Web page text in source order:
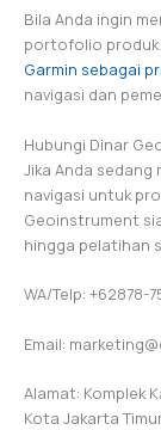
Bila Anda ingin
portofolio produk
Garmin sebagai
navigasi dan
Hubungi Dinar
Jika Anda
navigasi untuk
Geoinstrument
hingga pelatihan
WA/Telp: +62878-
Email:
Alamat: Komplek
Kota Jakarta